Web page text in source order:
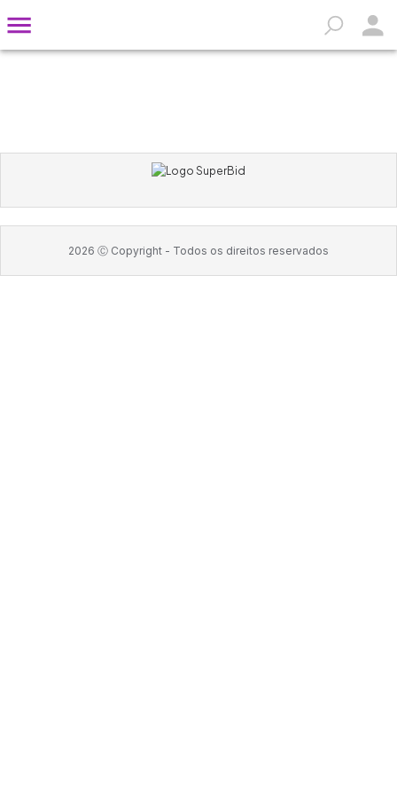
2026 Ⓒ Copyright - Todos os direitos reservados